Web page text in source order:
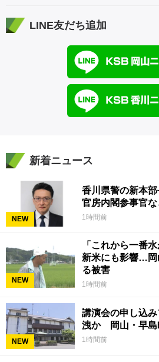
LINE友だち追加
新着ニュース
NEW
香川県警の新本
官房内閣参事官
1時間前
NEW
「これから一番
新米にも影響…岡
る被害
1時間前
NEW
講演会の申し込
洩か 岡山・早島
1時間前